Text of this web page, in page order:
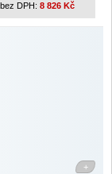
bez DPH: 8 826 Kč
+